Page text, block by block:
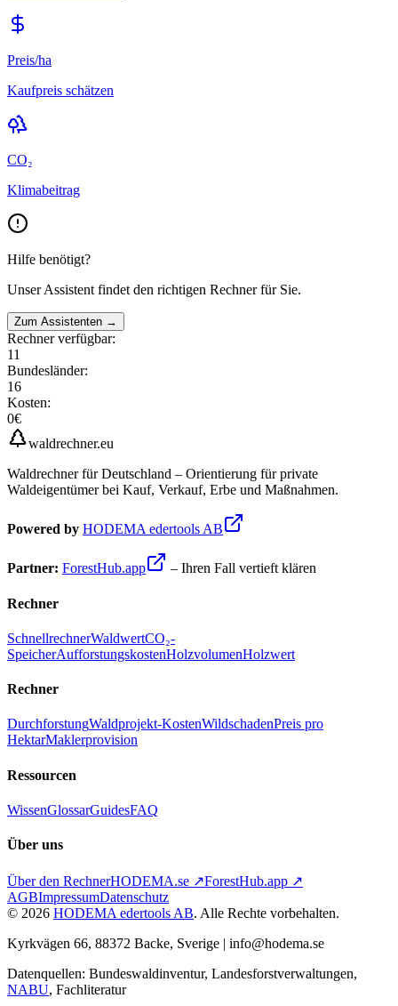
Preis/ha
Kaufpreis schätzen
CO₂
Klimabeitrag
Hilfe benötigt?
Unser Assistent findet den richtigen Rechner für Sie.
Zum Assistenten →
Rechner verfügbar:
11
Bundesländer:
16
Kosten:
0€
waldrechner.eu
Waldrechner für Deutschland – Orientierung für private
Waldeigentümer bei Kauf, Verkauf, Erbe und Maßnahmen.
Powered by HODEMA edertools AB
Partner: ForestHub.app – Ihren Fall vertieft klären
Rechner
SchnellrechnerWaldwertCO₂-
SpeicherAufforstungskostenHolzvolumenHolzwert
Rechner
DurchforstungWaldprojekt-KostenWildschadenPreis pro
HektarMaklerprovision
Ressourcen
WissenGlossarGuidesFAQ
Über uns
Über den RechnerHODEMA.se ↗ForestHub.app ↗
AGBImpressumDatenschutz
© 2026 HODEMA edertools AB. Alle Rechte vorbehalten.
Kyrkvägen 66, 88372 Backe, Sverige | info@hodema.se
Datenquellen: Bundeswaldinventur, Landesforstverwaltungen,
NABU, Fachliteratur